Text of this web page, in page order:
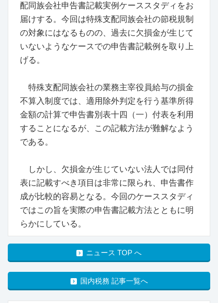
配同族会社申告書記載実例ケーススタディをお
届けする。今回は特殊支配同族会社の節税規制
の対象にはなるものの、過去に欠損金が生じて
いないようなケースでの申告書記載例を取り上
げる。
特殊支配同族会社の業務主宰役員給与の損金
不算入制度では、適用除外判定を行う基準所得
金額の計算で申告書別表十四（一）付表を利用
することになるが、この記載方法が難解なよう
である。
しかし、欠損金が生じていない法人では同付
表に記載すべき項目は非常に限られ、申告書作
成が比較的容易となる。今回のケーススタディ
ではこの旨を実際の申告書記載方法とともに明
らかにしている。
ニュース TOP へ
国内税務 記事一覧へ